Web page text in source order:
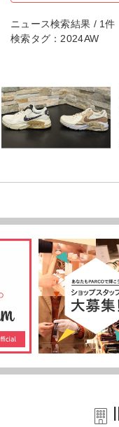
ニュース検索結果 / 1件
検索タグ：2024AW